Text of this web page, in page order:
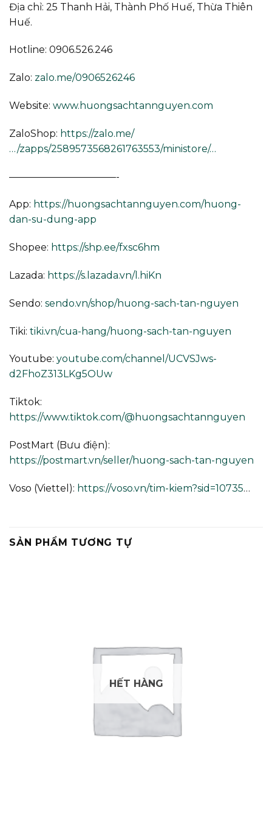
Địa chỉ: 25 Thanh Hải, Thành Phố Huế, Thừa Thiên
Huế.
Hotline: 0906.526.246
Zalo: zalo.me/0906526246
Website: www.huongsachtannguyen.com
ZaloShop: https://zalo.me/
…/zapps/2589573568261763553/ministore/…
———————————-
App: https://huongsachtannguyen.com/huong-
dan-su-dung-app
Shopee: https://shp.ee/fxsc6hm
Lazada: https://s.lazada.vn/l.hiKn
Sendo: sendo.vn/shop/huong-sach-tan-nguyen
Tiki: tiki.vn/cua-hang/huong-sach-tan-nguyen
Youtube: youtube.com/channel/UCVSJws-
d2FhoZ313LKg5OUw
Tiktok:
https://www.tiktok.com/@huongsachtannguyen
PostMart (Bưu điện):
https://postmart.vn/seller/huong-sach-tan-nguyen
Voso (Viettel): https://voso.vn/tim-kiem?sid=10735…
SẢN PHẨM TƯƠNG TỰ
HẾT HÀNG